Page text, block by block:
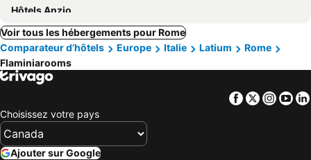
Hôtels Anzio
Voir tous les hébergements pour Rome
Comparateur d’hôtels
Europe Italie Latium
Rome
Flaminiarooms
Facebook
Twitter
Choisissez votre pays
Ajouter sur Google